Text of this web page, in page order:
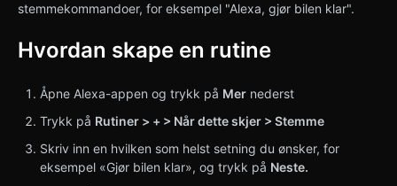
stemmekommandoer, for eksempel "Alexa, gjør bilen klar".
Hvordan skape en rutine
Åpne Alexa-appen og trykk på Mer nederst
Trykk på Rutiner > + > Når dette skjer > Stemme
Skriv inn en hvilken som helst setning du ønsker, for
eksempel «Gjør bilen klar», og trykk på Neste.